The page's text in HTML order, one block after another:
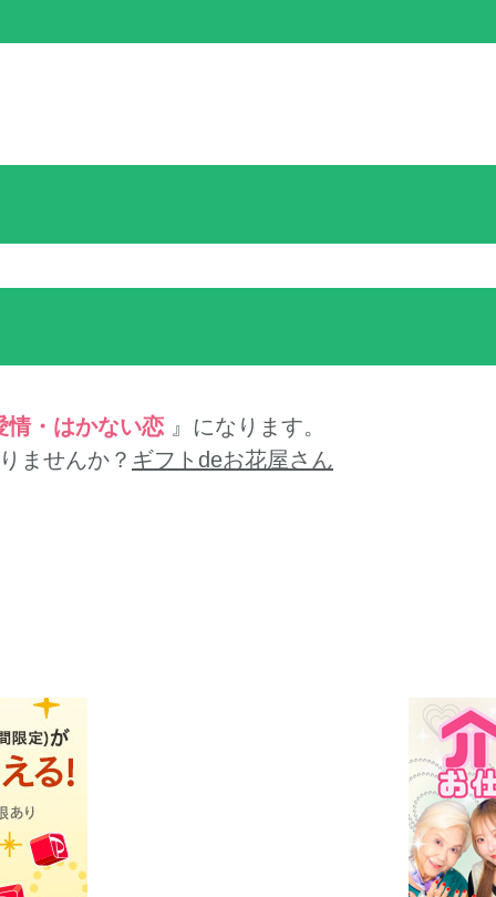
情・はかない恋 』になります。
ませんか？ ギフトdeお花屋さん